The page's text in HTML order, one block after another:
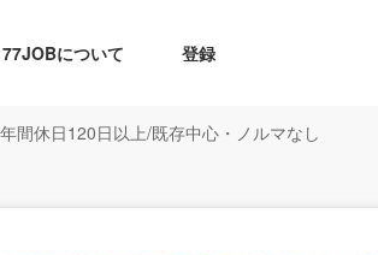
77JOBについて
登録
間休日120日以上/既存中心・ノルマなし